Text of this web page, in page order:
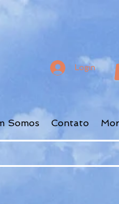
Somos Contato
Login